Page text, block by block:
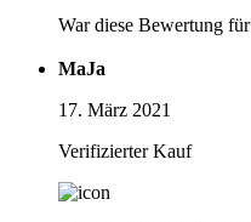
War diese Bewertung
MaJa
17. März 2021
Verifizierter Kauf